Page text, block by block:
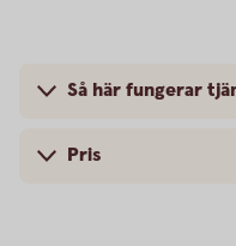
Så här fungerar
Pris